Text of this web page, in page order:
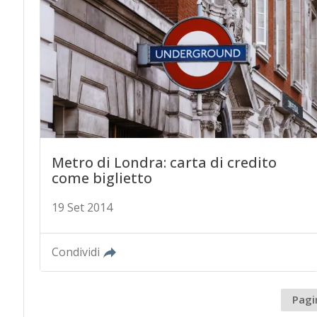
Metro di Londra: carta di credito
come biglietto
19 Set 2014
Condividi